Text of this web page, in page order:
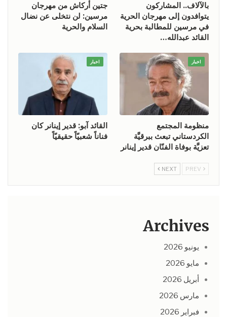
بالآلاف.. المشاركون
يتوافدون إلى مهرجان الحرية
في مرسين للمطالبة بحرية
القائد عبدالله…
جتين أركاش من مهرجان
مرسين: لن نتخلى عن نضال
السلام والحرية
اخبار
منظومة المجتمع
الكردستاني تبعث ببرقيَّة
تعزيَّة بوفاة الفنّان قدير إينانر
اخبار
القائد آبو: قدير إينانر كان
فناناً شعبيّاً حقيقيّاً
NEXT
Archives
يونيو 2026
مايو 2026
أبريل 2026
مارس 2026
فبراير 2026